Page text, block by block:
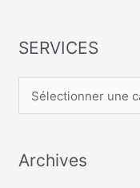
SERVICES
S
V
C
Archives